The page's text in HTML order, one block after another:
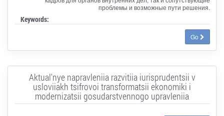
проблемы и возможные пути решения.
Keywords:
Go
Aktual'nye napravleniia razvitiia iurisprudentsii v
usloviiakh tsifrovoi transformatsii ekonomiki i
modernizatsii gosudarstvennogo upravleniia